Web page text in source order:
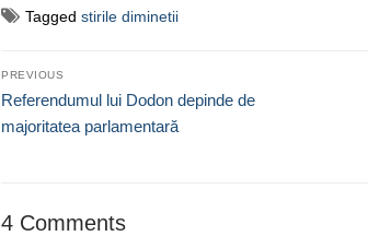
Tagged stirile diminetii
Navigare
în
articole
PREVIOUS
Previous
post:
Referendumul lui Dodon depinde de
majoritatea parlamentară
4 Comments